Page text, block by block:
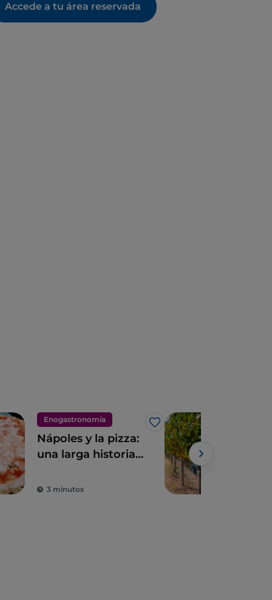
Accede a tu área reservada
Enogastronomía
Me gusta
Nápoles y la pizza:
una larga historia
3 minutos